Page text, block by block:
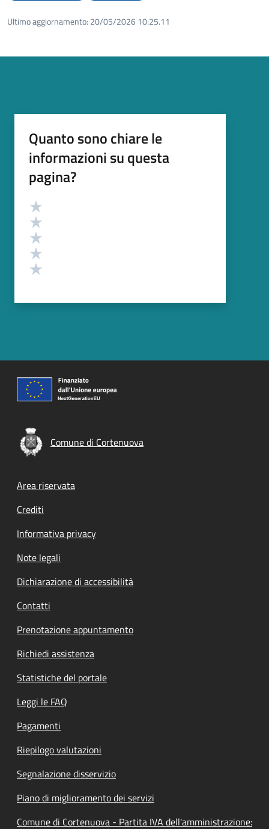
Ultimo aggiornamento: 20/05/2026 10:25.11
Quanto sono chiare le
informazioni su questa
pagina?
Valutazione
Comune di Cortenuova
Footer menu
Area riservata
Crediti
Informativa privacy
Note legali
Dichiarazione di accessibilità
Contatti
Prenotazione appuntamento
Richiedi assistenza
Statistiche del portale
Leggi le FAQ
Pagamenti
Riepilogo valutazioni
Segnalazione disservizio
Piano di miglioramento dei servizi
Comune di Cortenuova - Partita IVA dell'amministrazione: